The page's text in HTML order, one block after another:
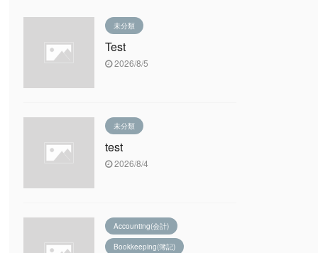
未分類
Test
2026/8/5
未分類
test
2026/8/4
Accounting(会計)
Bookkeeping(簿記)